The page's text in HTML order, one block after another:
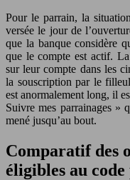
Pour le parrain, la
versée le jour de
que la banque considère
que le compte est actif.
sur leur compte dans les
la souscription par le
est anormalement long, il
Suivre mes parrainages »
mené jusqu’au bout.
Comparatif des
éligibles au